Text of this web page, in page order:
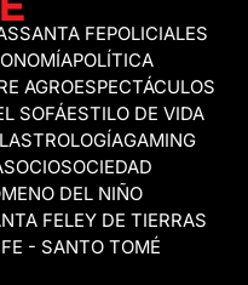
SANTA FEPOLICIALES
POLÍTICA
AGROESPECTÁCULOS
SOFÁESTILO DE VIDA
ASTROLOGÍAGAMING
OCIOSOCIEDAD
DEL NIÑO
FELEY DE TIERRAS
- SANTO TOMÉ